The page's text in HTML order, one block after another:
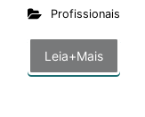
Profissionais
Leia+Mais